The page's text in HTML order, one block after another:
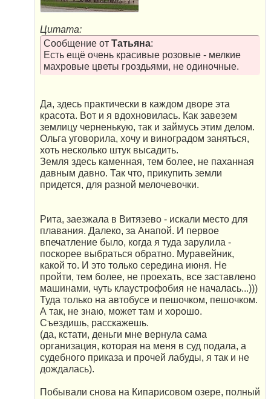
Цитата:
Сообщение от Татьяна:
Есть ещё очень красивые розовые - мелкие
махровые цветы гроздьями, не одиночные.
Да, здесь практически в каждом дворе эта
красота. Вот и я вдохновилась. Как завезем
землицу черненькую, так и займусь этим делом.
Ольга уговорила, хочу и виноградом заняться,
хоть несколько штук высадить.
Земля здесь каменная, тем более, не паханная
давным давно. Так что, прикупить земли
придется, для разной мелочевочки.
Рита, заезжала в Витязево - искали место для
плавания. Далеко, за Анапой. И первое
впечатление было, когда я туда зарулила -
поскорее выбраться обратно. Муравейник,
какой то. И это только середина июня. Не
пройти, тем более, не проехать, все заставлено
машинами, чуть клаустрофобия не началась...)))
Туда только на автобусе и пешочком, пешочком.
А так, не знаю, может там и хорошо.
Съездишь, расскажешь.
(да, кстати, деньги мне вернула сама
организация, которая на меня в суд подала, а
судебного приказа и прочей лабуды, я так и не
дождалась).
Побывали снова на Кипарисовом озере, полный